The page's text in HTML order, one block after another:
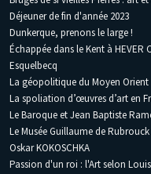
Déjeuner de fin d'année 2023
Dunkerque, prenons le large !
Échappée dans le Kent à HEVER
Esquelbecq
La géopolitique du Moyen Orient
La spoliation d’œuvres d’art en
Le Baroque et Jean Baptiste
Le Musée Guillaume de Rubrouck
Oskar KOKOSCHKA
Passion d'un roi : l'Art selon